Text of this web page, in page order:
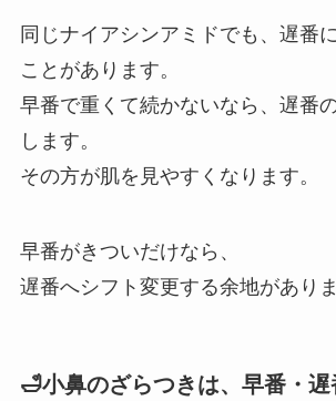
同じナイアシンアミドでも、遅番
ことがあります。
早番で重くて続かないなら、遅番
します。
その方が肌を見やすくなります。
早番がきついだけなら、
遅番へシフト変更する余地がありま
🛁小鼻のざらつきは、早番・